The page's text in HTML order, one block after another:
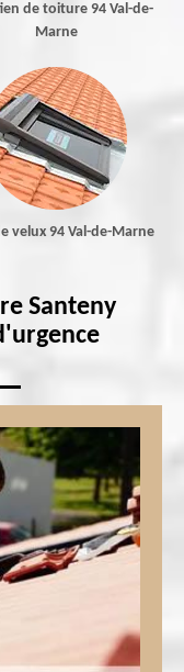
de toiture 94 Val-de-
Marne
velux 94 Val-de-Marne
Santeny